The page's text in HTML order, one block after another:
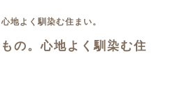
の。心地よく馴染む住